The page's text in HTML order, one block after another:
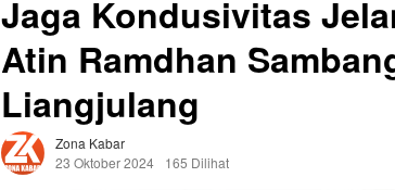
Jaga Kondusivitas
Atin Ramdhan
Liangjulang
Zona Kabar
23 Oktober 2024
165 Dilihat